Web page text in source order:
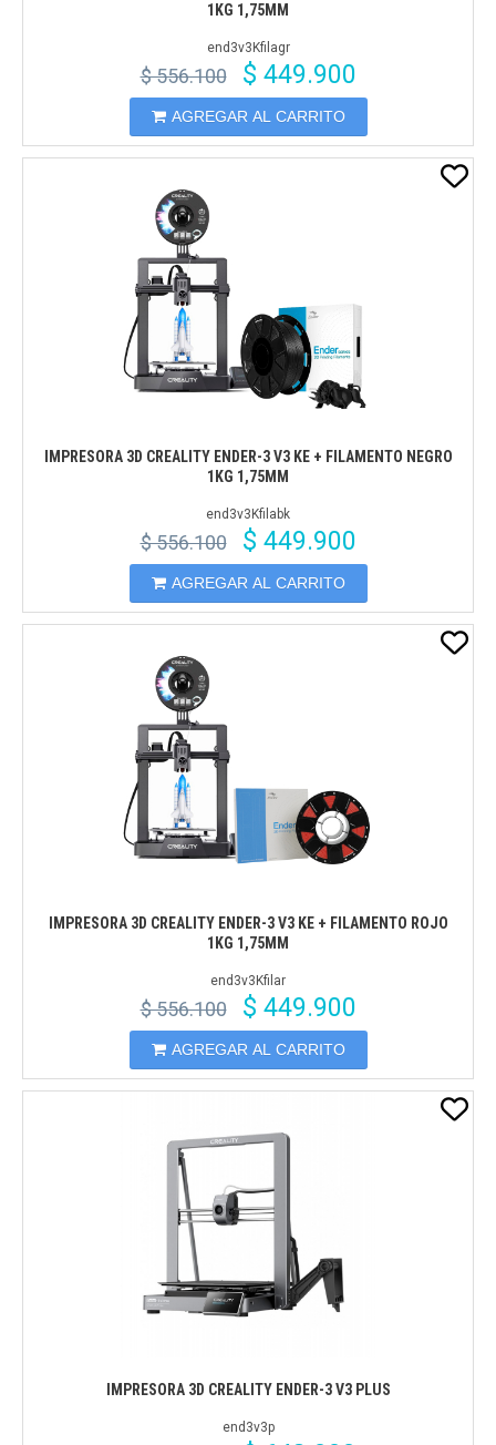
1KG 1,75MM
end3v3Kfilagr
$ 556.100 $ 449.900
AGREGAR AL CARRITO
IMPRESORA 3D CREALITY ENDER-3 V3 KE + FILAMENTO NEGRO
1KG 1,75MM
end3v3Kfilabk
$ 556.100 $ 449.900
AGREGAR AL CARRITO
IMPRESORA 3D CREALITY ENDER-3 V3 KE + FILAMENTO ROJO
1KG 1,75MM
end3v3Kfilar
$ 556.100 $ 449.900
AGREGAR AL CARRITO
IMPRESORA 3D CREALITY ENDER-3 V3 PLUS
end3v3p